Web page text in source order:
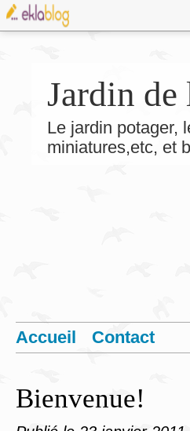
Jardin de
Le jardin potager,
miniatures,etc, et
Accueil Contact
Bienvenue!